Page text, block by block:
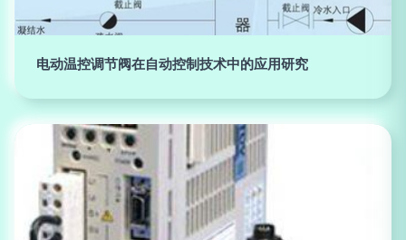
电动温控调节阀在自动控制技术中的应用研究